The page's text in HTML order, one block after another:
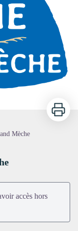
Imprimer
Mèche
accès hors